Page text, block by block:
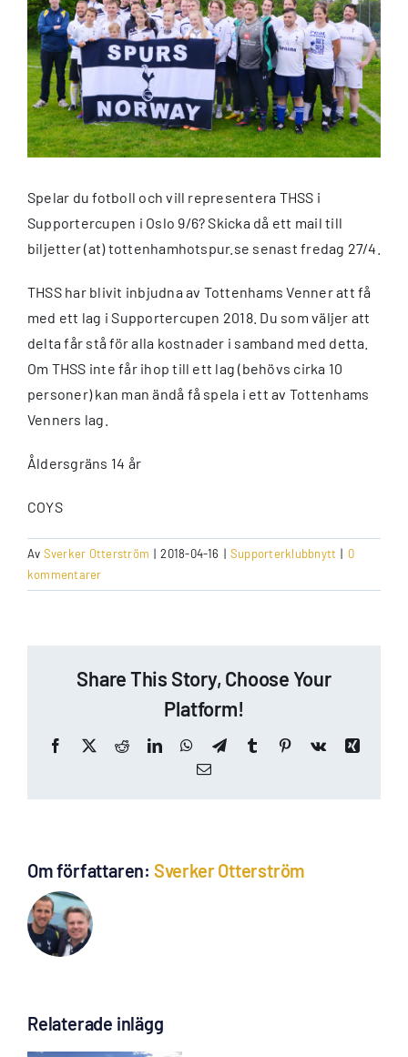
bild
Spelar du fotboll och vill representera THSS i
Supportercupen i Oslo 9/6? Skicka då ett mail till
biljetter (at) tottenhamhotspur.se senast fredag 27/4.
THSS har blivit inbjudna av Tottenhams Venner att få
med ett lag i Supportercupen 2018. Du som väljer att
delta får stå för alla kostnader i samband med detta.
Om THSS inte får ihop till ett lag (behövs cirka 10
personer) kan man ändå få spela i ett av Tottenhams
Venners lag.
Åldersgräns 14 år
COYS
Av Sverker Otterström | 2018-04-16 | Supporterklubbnytt | 0
kommentarer
Share This Story, Choose Your
Platform!
Facebook
X RedditLinkedInWhatsApp
TelegramTumblr Pinterest
Vk
Xing
E-
Om författaren: Sverker Otterström
Relaterade inlägg